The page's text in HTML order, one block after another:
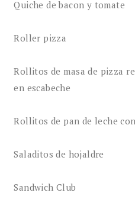
Quiche de bacon y tomate
Roller pizza
Rollitos de masa de pizza
en escabeche
Rollitos de pan de leche
Saladitos de hojaldre
Sandwich Club